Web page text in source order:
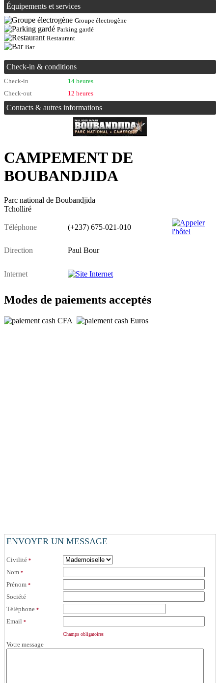
Équipements et services
Groupe électrogène
Parking gardé
Restaurant
Bar
Check-in & conditions
Check-in
14 heures
Check-out
12 heures
Contacts & autres informations
CAMPEMENT DE
BOUBANDJIDA
Parc national de Boubandjida
Tcholliré
Téléphone (+237) 675-021-010
Direction Paul Bour
Internet
Modes de paiements acceptés
ENVOYER UN MESSAGE
Civilité *
Nom *
Prénom *
Société
Téléphone *
Email *
Champs obligatoires
Votre message